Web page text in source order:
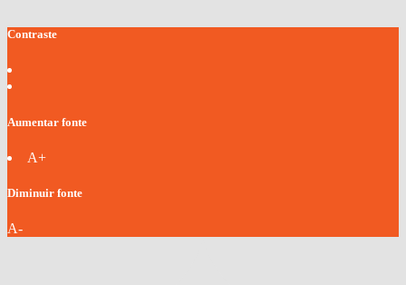
Contraste
Aumentar fonte
A+
Diminuir fonte
A-